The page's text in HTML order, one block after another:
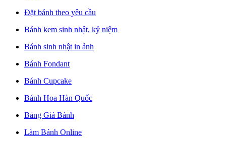
Đặt bánh theo yêu cầu
Bánh kem sinh nhật, kỷ niệm
Bánh sinh nhật in ảnh
Bánh Fondant
Bánh Cupcake
Bánh Hoa Hàn Quốc
Bảng Giá Bánh
Làm Bánh Online